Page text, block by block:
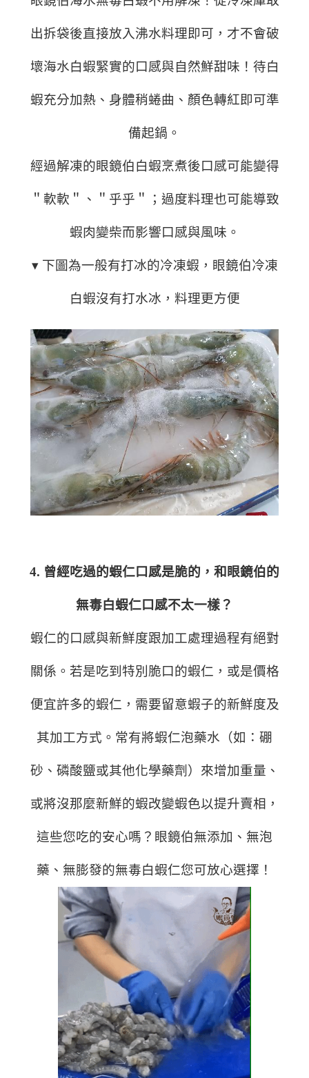
出拆袋後直接放入沸水料理即可，才不會破
壞海水白蝦緊實的口感與自然鮮甜味！待白
蝦充分加熱、身體稍蜷曲、顏色轉紅即可準
備起鍋。
經過解凍的眼鏡伯白蝦烹煮後口感可能變得
＂軟軟＂、＂乎乎＂；過度料理也可能導致
蝦肉變柴而影響口感與風味。
▾ 下圖為一般有打冰的冷凍蝦，眼鏡伯冷凍
白蝦沒有打水冰，料理更方便
4. 曾經吃過的蝦仁口感是脆的，和眼鏡伯的
無毒白蝦仁口感不太一樣？
蝦仁的口感與新鮮度跟加工處理過程有絕對
關係。若是吃到特別脆口的蝦仁，或是價格
便宜許多的蝦仁，需要留意蝦子的新鮮度及
其加工方式。常有將蝦仁泡藥水（如：硼
砂、磷酸鹽或其他化學藥劑）來增加重量、
或將沒那麼新鮮的蝦改變蝦色以提升賣相，
這些您吃的安心嗎？眼鏡伯無添加、無泡
藥、無膨發的無毒白蝦仁您可放心選擇！